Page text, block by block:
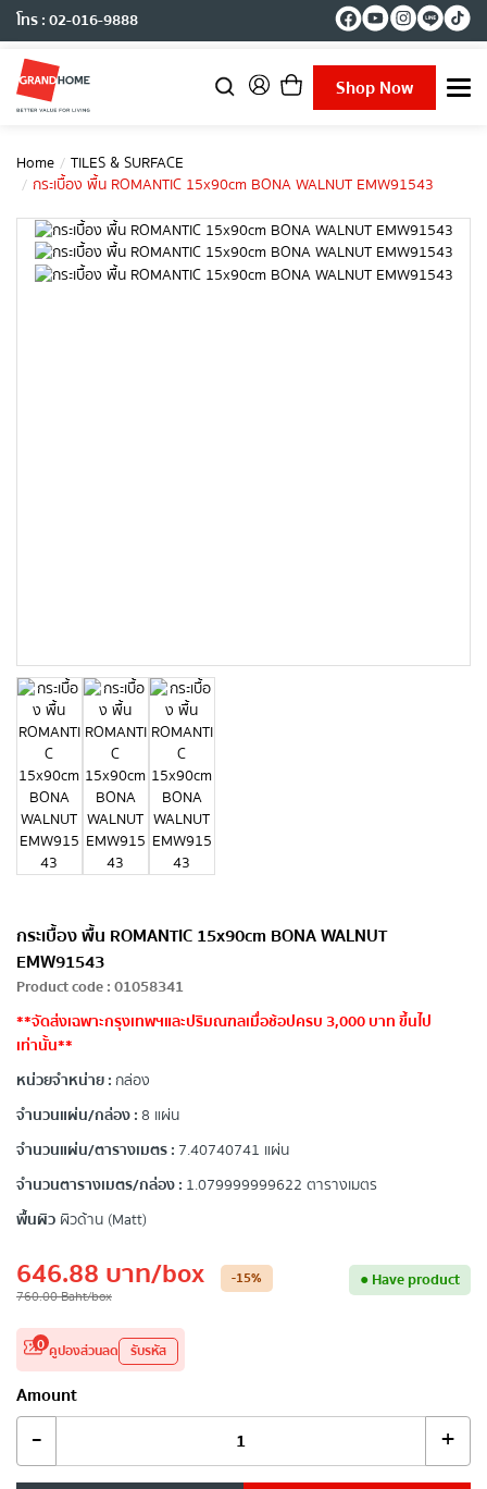
โทร : 02-016-9888
Shop Now
T
n
Home
TILES & SURFACE
กระเบื้อง พื้น ROMANTIC 15x90cm BONA WALNUT EMW91543
กระเบื้อง พื้น ROMANTIC 15x90cm BONA WALNUT
EMW91543
Product code:01058341
**จัดส่งเฉพาะกรุงเทพฯและปริมณฑลเมื่อช้อปครบ 3,000 บาท ขึ้นไป
เท่านั้น**
หน่วยจำหน่าย : กล่อง
จำนวนแผ่น/กล่อง :8 แผ่น
จำนวนแผ่น/ตารางเมตร : 7.40740741 แผ่น
จำนวนตารางเมตร/กล่อง : 1.079999999622 ตารางเมตร
พื้นผิว ผิวด้าน (Matt)
646.88 บาท/box
760.00Baht/box
-15% ●Have product
0 คูปองส่วนลด รับรหัส
Amount
- +